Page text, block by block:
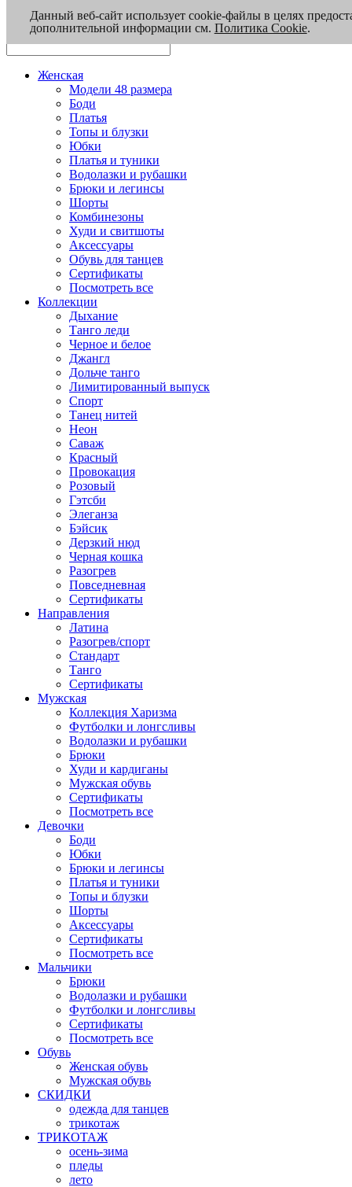
Женская
Модели 48 размера
Боди
Платья
Топы и блузки
Юбки
Платья и туники
Водолазки и рубашки
Брюки и легинсы
Шорты
Комбинезоны
Худи и свитшоты
Аксессуары
Обувь для танцев
Сертификаты
Посмотреть все
Коллекции
Дыхание
Танго леди
Черное и белое
Джангл
Дольче танго
Лимитированный выпуск
Спорт
Танец нитей
Неон
Саваж
Красный
Провокация
Розовый
Гэтсби
Элеганза
Бэйсик
Дерзкий нюд
Черная кошка
Разогрев
Повседневная
Сертификаты
Направления
Латина
Разогрев/спорт
Стандарт
Танго
Сертификаты
Мужская
Коллекция Харизма
Футболки и лонгсливы
Водолазки и рубашки
Брюки
Худи и кардиганы
Мужская обувь
Сертификаты
Посмотреть все
Девочки
Боди
Юбки
Брюки и легинсы
Платья и туники
Топы и блузки
Шорты
Аксессуары
Сертификаты
Посмотреть все
Мальчики
Брюки
Водолазки и рубашки
Футболки и лонгсливы
Сертификаты
Посмотреть все
Обувь
Женская обувь
Мужская обувь
СКИДКИ
одежда для танцев
трикотаж
ТРИКОТАЖ
осень-зима
пледы
лето
Данный веб-сайт использует cookie-файлы в целях
дополнительной информации см. Политика Cookie.